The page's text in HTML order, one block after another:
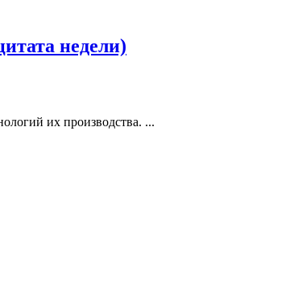
недели)
их производства. ...